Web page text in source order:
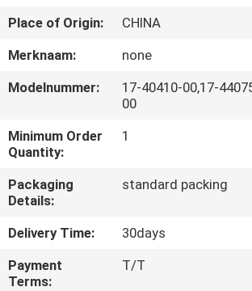
FABRIEKSTOCHT
KWALITEITSCONTROLE
NEEM
CONTACT
MET
ONS
OP
Place of Origin:
CHINA
Merknaam:
none
Modelnummer:
17-40410-00,17-
00
Minimum Order
Quantity:
1
Packaging
Details:
standard packing
Delivery Time:
30days
Payment
Terms:
T/T